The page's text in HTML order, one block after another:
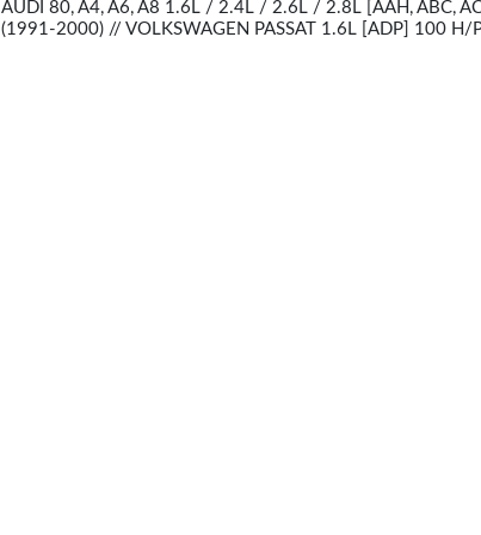
AUDI 80, A4, A6, A8 1.6L / 2.4L / 2.6L / 2.8L [AAH, ABC,
(1991-2000) // VOLKSWAGEN PASSAT 1.6L [ADP] 100 H/